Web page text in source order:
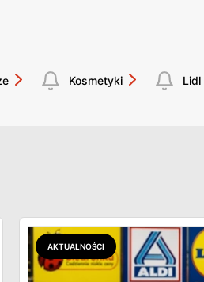
Kosmetyki Lidl
AKTUALNOŚCI